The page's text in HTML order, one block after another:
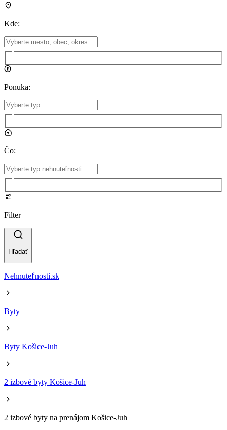
Kde:
Ponuka:
Čo:
Filter
Hľadať
Nehnuteľnosti.sk
Byty
Byty Košice-Juh
2 izbové byty Košice-Juh
2 izbové byty na prenájom Košice-Juh